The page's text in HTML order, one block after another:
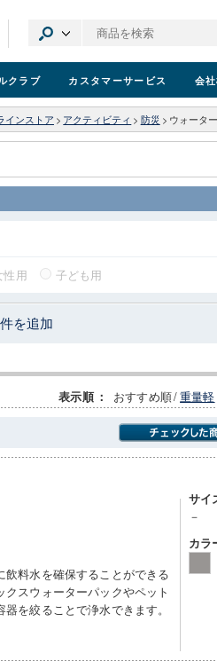
クラブ カスタマーサービス 会
インストア > アクティビティ > 防災 > ウォータ
性用 子ども用
を追加
表示順 ： おすすめ順/重量軽
飲料水を確保することができる
スウォーターパックやペット
を絞ることで浄水できます。
サイ
－
カラ